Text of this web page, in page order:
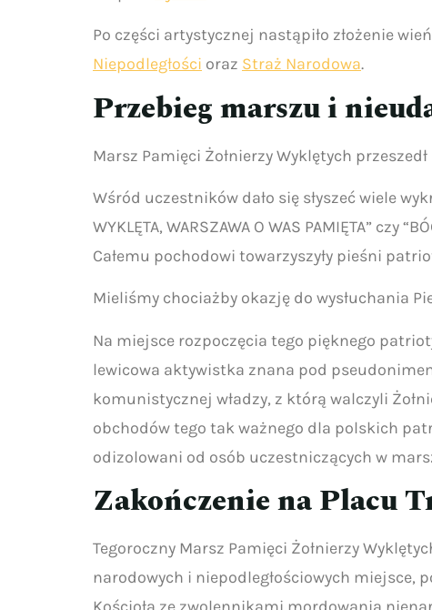
Po części artystycznej nastąpiło złożenie
Niepodległości oraz Straż Narodowa.
Przebieg marszu i
Marsz Pamięci Żołnierzy Wyklętych
Wśród uczestników dało się słyszeć wiele
WYKLĘTA, WARSZAWA O WAS PAMIĘTA” czy
Całemu pochodowi towarzyszyły pieśni
Mieliśmy chociażby okazję do wysłuchania
Na miejsce rozpoczęcia tego pięknego
lewicowa aktywistka znana pod
komunistycznej władzy, z którą walczyli
obchodów tego tak ważnego dla polskich
odizolowani od osób uczestniczących w
Zakończenie na Placu
Tegoroczny Marsz Pamięci Żołnierzy
narodowych i niepodległościowych miejsce,